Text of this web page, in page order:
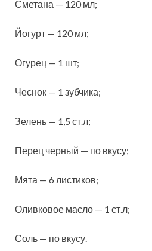
Сметана — 120 мл;
Йогурт — 120 мл;
Огурец — 1 шт;
Чеснок — 1 зубчика;
Зелень — 1,5 ст.л;
Перец черный — по вкусу;
Мята — 6 листиков;
Оливковое масло — 1 ст.л;
Соль — по вкусу.